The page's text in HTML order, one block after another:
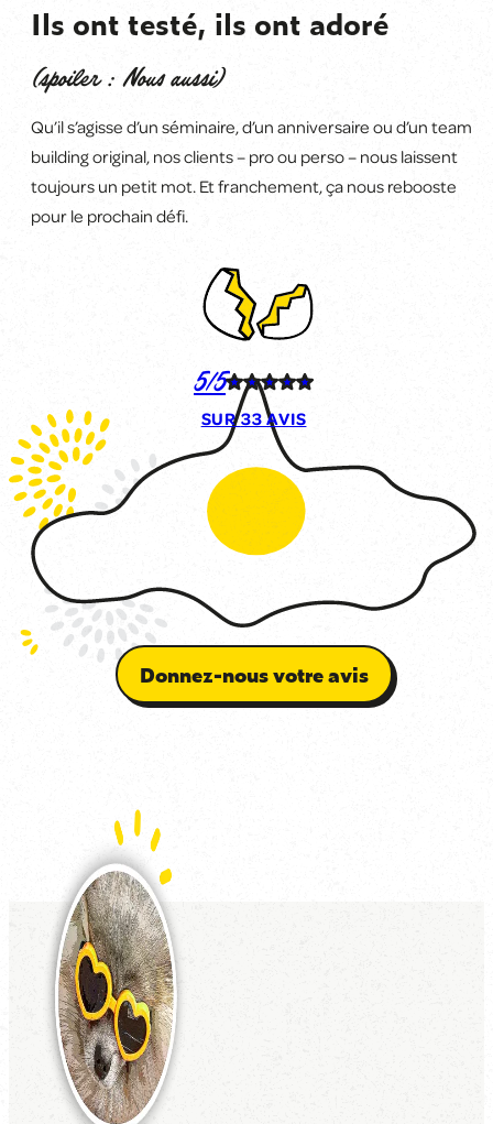
Ils ont testé, ils ont adoré
(spoiler : Nous aussi)
Qu’il s’agisse d’un séminaire, d’un anniversaire ou d’un team
building original, nos clients– pro ou perso– nous laissent
toujours un petit mot. Et franchement, ça nous rebooste
pour le prochain défi.
5/5
SUR33 AVIS
Donnez-nous votre avis